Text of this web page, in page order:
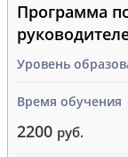
Программа
Уровень
Время обучения
2200 руб.